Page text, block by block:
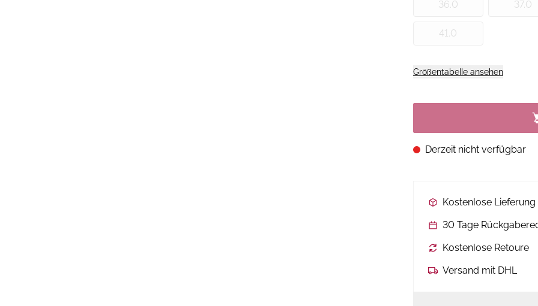
36.0 37.0
41.0
Größentabelle ansehen
Derzeit nicht verfügbar
Kostenlose
30 Tage
Kostenlose Retoure
Versand mit DHL